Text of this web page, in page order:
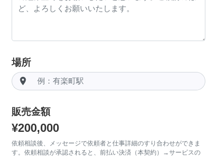
場所
room
販売金額
¥200,000
依頼相談後、メッセージで依頼者と仕事詳細のすり合わせができま
す。依頼相談が承認されると、前払い決済（本契約）→サービスの